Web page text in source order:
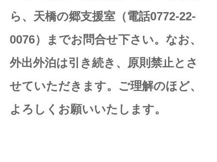
ら、天橋の郷支援室（電話0772-22-
0076）までお問合せ下さい。なお、
外出外泊は引き続き、原則禁止とさ
せていただきます。ご理解のほど、
よろしくお願いいたします。